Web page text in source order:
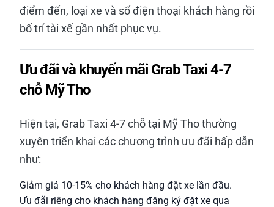
điểm đến, loại xe và số điện thoại khách hàng rồi
bố trí tài xế gần nhất phục vụ.
Ưu đãi và khuyến mãi Grab Taxi 4-7
chỗ Mỹ Tho
Hiện tại, Grab Taxi 4-7 chỗ tại Mỹ Tho thường
xuyên triển khai các chương trình ưu đãi hấp dẫn
như:
Giảm giá 10-15% cho khách hàng đặt xe lần đầu.
Ưu đãi riêng cho khách hàng đăng ký đặt xe qua